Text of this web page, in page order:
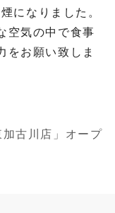
になりました。
空気の中で食事
をお願い致しま
古川店」オープ